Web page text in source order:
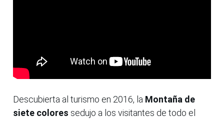
Descubierta al turismo en 2016, la Montaña de
siete colores sedujo a los visitantes de todo el